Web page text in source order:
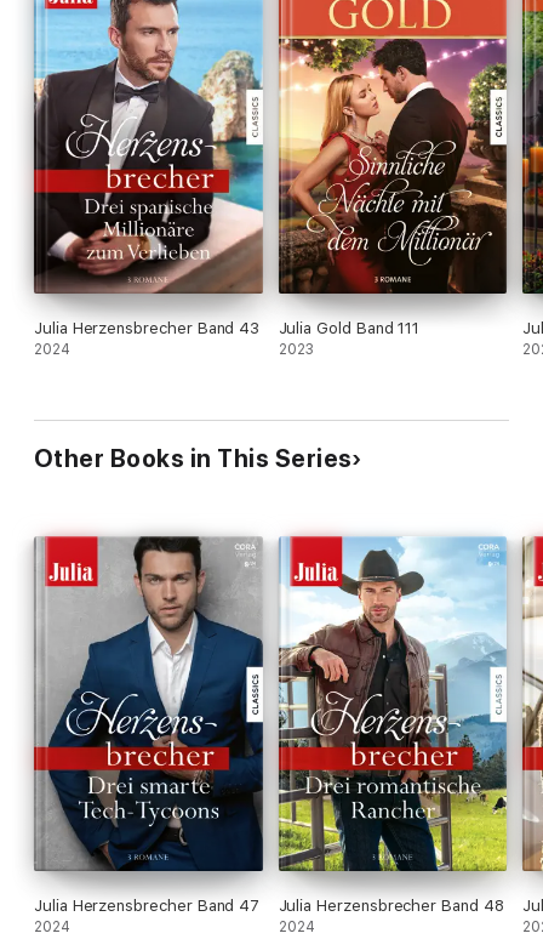
Julia Herzensbrecher Band 43
2024
Julia Gold Band 111
2023
Other Books in This Series
Julia Herzensbrecher Band 47
2024
Julia Herzensbrecher Band 48
2024